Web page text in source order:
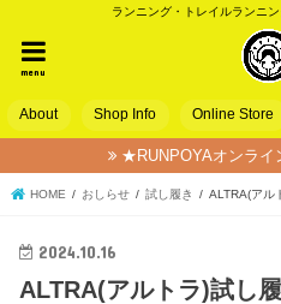
ランニング・トレイルランニ
menu
About Shop Info Online Store
★RUNPOYAオンラ
HOME おしらせ 試し履き ALTRA(アル
2024.10.16
ALTRA(アルトラ)試し